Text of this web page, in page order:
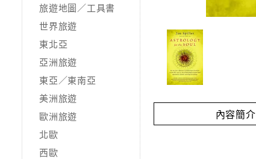
旅遊地圖／工具書
世界旅遊
東北亞
亞洲旅遊
東亞／東南亞
美洲旅遊
歐洲旅遊
北歐
西歐
內容簡介